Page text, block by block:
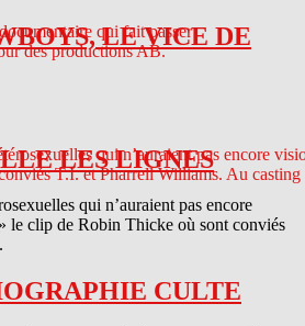
LE VICE DE
LES LIGNES
qui n’auraient pas encore
le clip de Robin Thicke où sont conviés
CULTE